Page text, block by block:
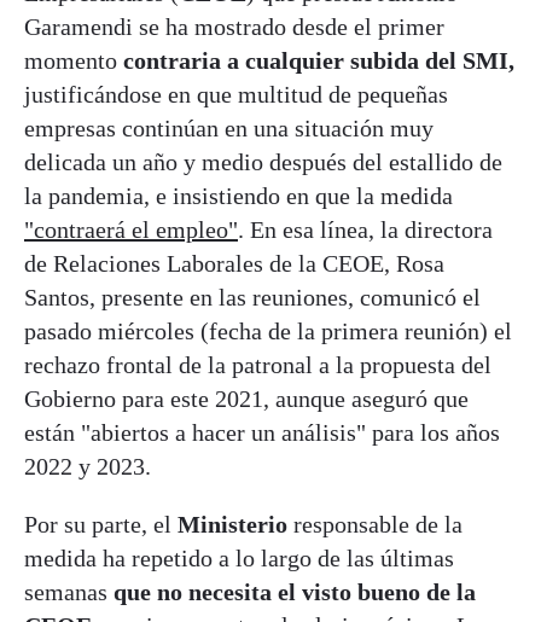
Garamendi se ha mostrado desde el primer
momento contraria a cualquier subida del SMI,
justificándose en que multitud de pequeñas
empresas continúan en una situación muy
delicada un año y medio después del estallido de
la pandemia, e insistiendo en que la medida
"contraerá el empleo". En esa línea, la directora
de Relaciones Laborales de la CEOE, Rosa
Santos, presente en las reuniones, comunicó el
pasado miércoles (fecha de la primera reunión) el
rechazo frontal de la patronal a la propuesta del
Gobierno para este 2021, aunque aseguró que
están "abiertos a hacer un análisis" para los años
2022 y 2023.
Por su parte, el Ministerio responsable de la
medida ha repetido a lo largo de las últimas
semanas que no necesita el visto bueno de la